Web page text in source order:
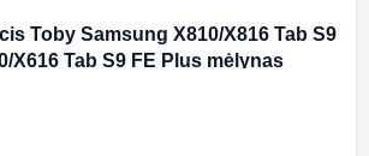
Toby Samsung X810/X816 Tab S9
X616 Tab S9 FE Plus mėlynas